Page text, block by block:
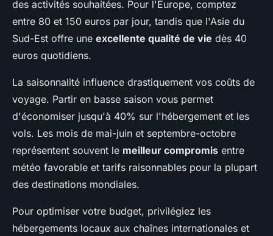
des activités souhaitées. Pour l'Europe, comptez
entre 80 et 150 euros par jour, tandis que l'Asie du
Sud-Est offre une excellente qualité de vie dès 40
euros quotidiens.
La saisonnalité influence drastiquement vos coûts de
voyage. Partir en basse saison vous permet
d'économiser jusqu'à 40% sur l'hébergement et les
vols. Les mois de mai-juin et septembre-octobre
représentent souvent le meilleur compromis entre
météo favorable et tarifs raisonnables pour la plupart
des destinations mondiales.
Pour optimiser votre budget, privilégiez les
hébergements locaux aux chaînes internationales et